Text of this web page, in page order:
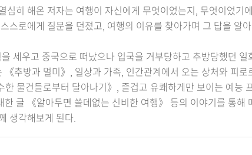
심히 해온 저자는 여행이 자신에게 무엇이었는지, 무엇이었기
스로에게 질문을 던졌고, 여행의 이유를 찾아가며 그 답을 알
세우고 중국으로 떠났으나 입국을 거부당하고 추방당했던
추방과 멀미》, 일상과 가족, 인간관계에서 오는 상처와 피로
물건들로부터 달아나기》, 즐겁고 유쾌하게만 보이는 예능
글 《알아두면 쓸데없는 신비한 여행》 등의 이야기를 통해
생각해보게 된다.